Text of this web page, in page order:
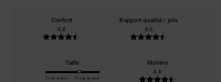
Confort
4.8
Rapport qualité / prix
4.6
Taille
Trop petit Trop grand
Matière
4.6